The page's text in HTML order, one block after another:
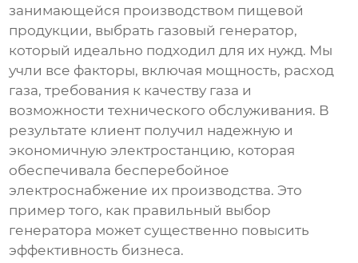
занимающейся производством пищевой
продукции, выбрать газовый генератор,
который идеально подходил для их нужд. Мы
учли все факторы, включая мощность, расход
газа, требования к качеству газа и
возможности технического обслуживания. В
результате клиент получил надежную и
экономичную электростанцию, которая
обеспечивала бесперебойное
электроснабжение их производства. Это
пример того, как правильный выбор
генератора может существенно повысить
эффективность бизнеса.